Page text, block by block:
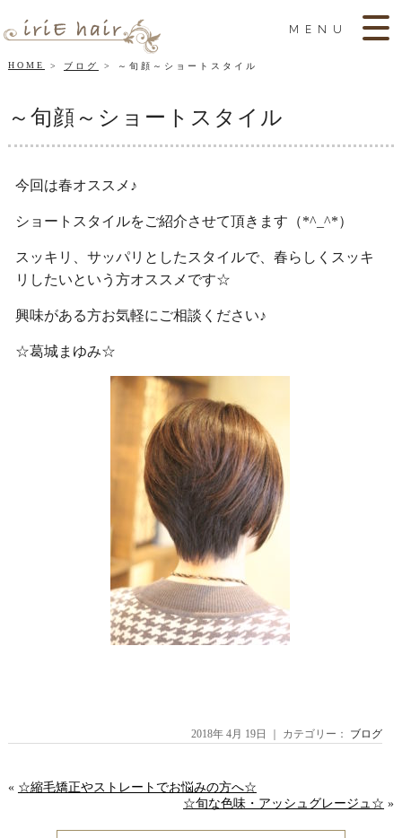
MENU
HOME ブログ ～旬顔～ショートスタイル
～旬顔～ショートスタイル
今回は春オススメ♪
ショートスタイルをご紹介させて頂きます（*^_^*）
スッキリ、サッパリとしたスタイルで、春らしくスッキ
リしたいという方オススメです☆
興味がある方お気軽にご相談ください♪
☆葛城まゆみ☆
2018年 4月 19日 ｜ カテゴリー： ブログ
« ☆縮毛矯正やストレートでお悩みの方へ☆
☆旬な色味・アッシュグレージュ☆ »